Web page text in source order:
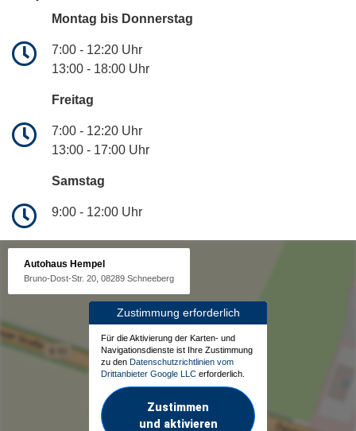
Montag bis Donnerstag
7:00 - 12:20 Uhr
13:00 - 18:00 Uhr
Freitag
7:00 - 12:20 Uhr
13:00 - 17:00 Uhr
Samstag
9:00 - 12:00 Uhr
Autohaus Hempel
Bruno-Dost-Str. 20, 08289 Schneeberg
Zustimmung erforderlich
Für die Aktivierung der Karten- und
Navigationsdienste ist Ihre Zustimmung
zu den Datenschutzrichtlinien vom
Drittanbieter Google LLC erforderlich.
Zustimmen
und aktivieren